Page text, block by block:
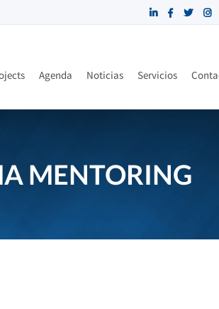
Agenda Noticias Servicios
MENTORING